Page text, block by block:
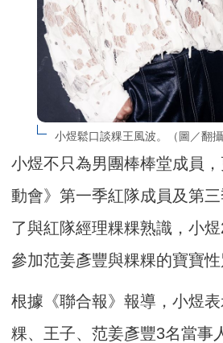
小煜鬆口談粿王風波。（圖／翻攝
小煜不只為男團棒棒堂成員
動會》第一季紅隊成員及第
了與紅隊經理粿粿熟識，小
參加范姜彥豐與粿粿的寶寶性
根據《聯合報》報導，小煜
粿、王子、范姜彥豐3名當事